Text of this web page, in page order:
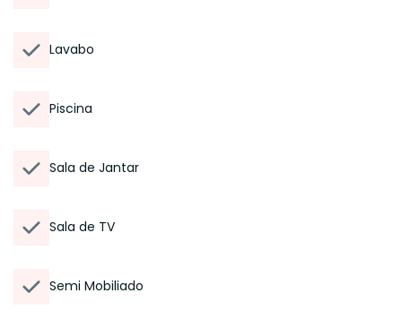
Lavabo
Piscina
Sala de Jantar
Sala de TV
Semi Mobiliado